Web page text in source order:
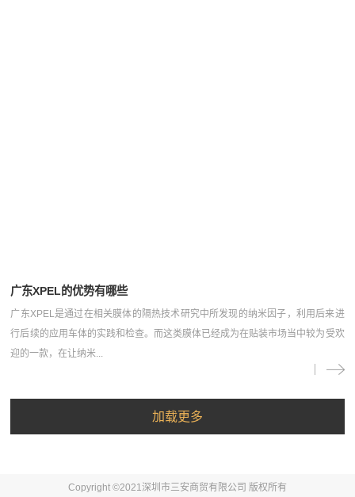
广东XPEL的优势有哪些
广东XPEL是通过在相关膜体的隔热技术研究中所发现的纳米因子，利用后来进
行后续的应用车体的实践和检查。而这类膜体已经成为在贴装市场当中较为受欢
迎的一款，在让纳米...
Copyright ©2021深圳市三安商贸有限公司 版权所有